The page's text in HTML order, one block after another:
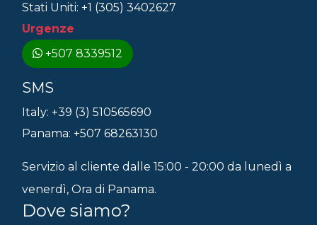
Stati Uniti: +1 (305) 3402627
Urgenze
+507 8339512
SMS
Italy: +39 (3) 510565690
Panama: +507 68263130
Servizio al cliente dalle 15:00 - 20:00 da lunedì a
venerdì, Ora di Panama.
Dove siamo?